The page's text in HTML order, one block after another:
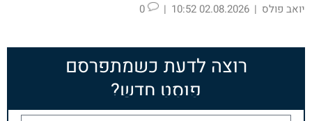
יואב פולס |
02.08.2026 10:52
|
רוצה לדעת כשמתפרסם
פוסט חדש?